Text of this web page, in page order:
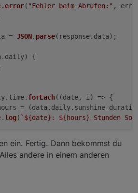
.error( "Fehler beim Abrufen:" ,
= JSON. parse(response. data);
daily) {
. time. forEach( (date, i ) => {
= (data. daily.
.log( ` ${date} : ${hours} Stunden
ein. Fertig. Dann bekommst du
andere in einem anderen